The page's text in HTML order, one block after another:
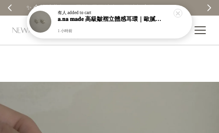
有人 added to cart
𝐚.𝐧𝐚 𝐦𝐚𝐝𝐞 高級皺褶立體感耳環｜歐膩自訂款｜限量販售｜售完不補【a003】
1 小時前